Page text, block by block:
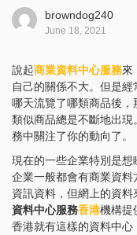
browndog240
June 18, 2021
說起商業資料中心服務來
自己的關係不大。但是
哪天流覽了哪類商品後，
類似商品總是不斷地出
務中關注了你的動向了。
現在的一些企業特別是
企業一般都會有商業資
資訊資料，但網上的資
資料中心服務香港機構提
香港就有這樣的資料中心